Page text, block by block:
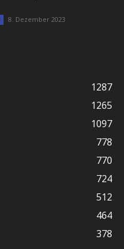
8. Dezember 2023
1287
1265
1097
778
770
724
512
464
378